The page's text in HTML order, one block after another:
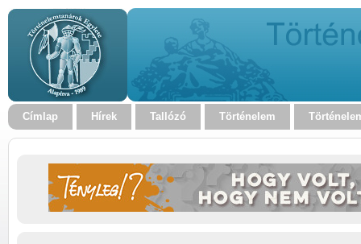
Címlap Hírek Tallózó Történelem